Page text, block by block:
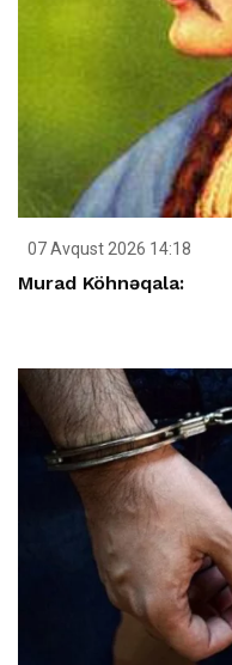
07 Avqust 2026 14:18
Murad Köhnəqala: